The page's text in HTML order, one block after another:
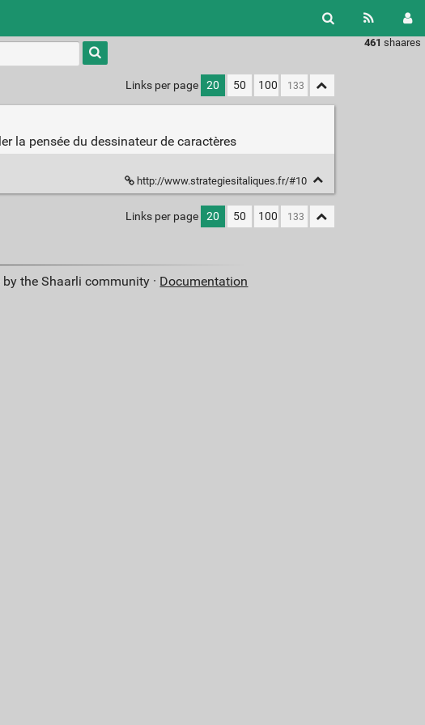
461 shaares
Type 1 or
more
characters
results.
Links per page 20 50 100
la pensée du dessinateur de caractères
http://www.strategiesitaliques.fr/#10
Links per page 20 50 100
the Shaarli community · Documentation